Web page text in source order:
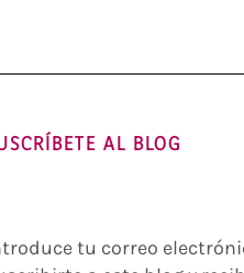
AL BLOG
tu correo